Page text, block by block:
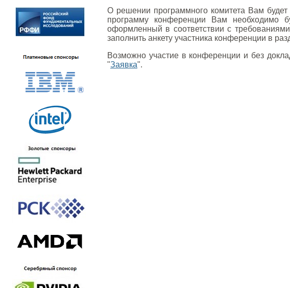
О решении программного комитета Вам
программу конференции Вам необходимо
оформленный в соответствии с
заполнить анкету участника конференции в
Возможно участие в конференции и без
"Заявка".